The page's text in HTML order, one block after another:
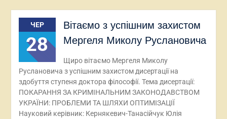
ЧЕР
28
Вітаємо з успішним захистом
Мергеля Миколу Руслановича
Щиро вітаємо Мергеля Миколу
Руслановича з успішним захистом дисертації на
здобуття ступеня доктора філософії. Тема дисертації:
ПОКАРАННЯ ЗА КРИМІНАЛЬНИМ ЗАКОНОДАВСТВОМ
УКРАЇНИ: ПРОБЛЕМИ ТА ШЛЯХИ ОПТИМІЗАЦІЇ
Науковий керівник: Кернякевич-Танасійчук Юлія